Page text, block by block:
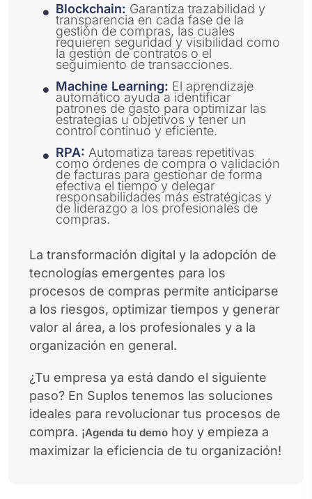
Blockchain: Garantiza trazabilidad y
transparencia en cada fase de la
gestión de compras, las cuales
requieren seguridad y visibilidad como
la gestión de contratos o el
seguimiento de transacciones.
Machine Learning: El aprendizaje
automático ayuda a identificar
patrones de gasto para optimizar las
estrategias u objetivos y tener un
control continuo y eficiente.
RPA: Automatiza tareas repetitivas
como órdenes de compra o validación
de facturas para gestionar de forma
efectiva el tiempo y delegar
responsabilidades más estratégicas y
de liderazgo a los profesionales de
compras.
La transformación digital y la adopción de
tecnologías emergentes para los
procesos de compras permite anticiparse
a los riesgos, optimizar tiempos y generar
valor al área, a los profesionales y a la
organización en general.
¿Tu empresa ya está dando el siguiente
paso? En Suplos tenemos las soluciones
ideales para revolucionar tus procesos de
compra. ¡Agenda tu demo hoy y empieza a
maximizar la eficiencia de tu organización!